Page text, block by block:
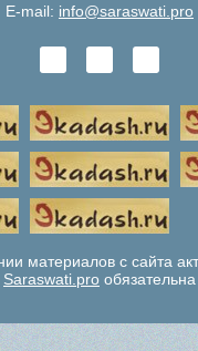
E-mail: info@saraswati.pro
материалов с сайта
Saraswati.pro обязательна